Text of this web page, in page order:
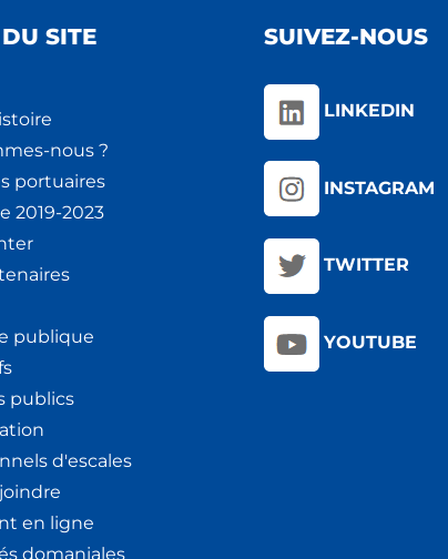
SITE
nous ?
portuaires
2019-2023
publique
publics
d'escales
en ligne
domaniales
SUIVEZ-NOUS
LINKEDIN
INSTAGRAM
TWITTER
YOUTUBE